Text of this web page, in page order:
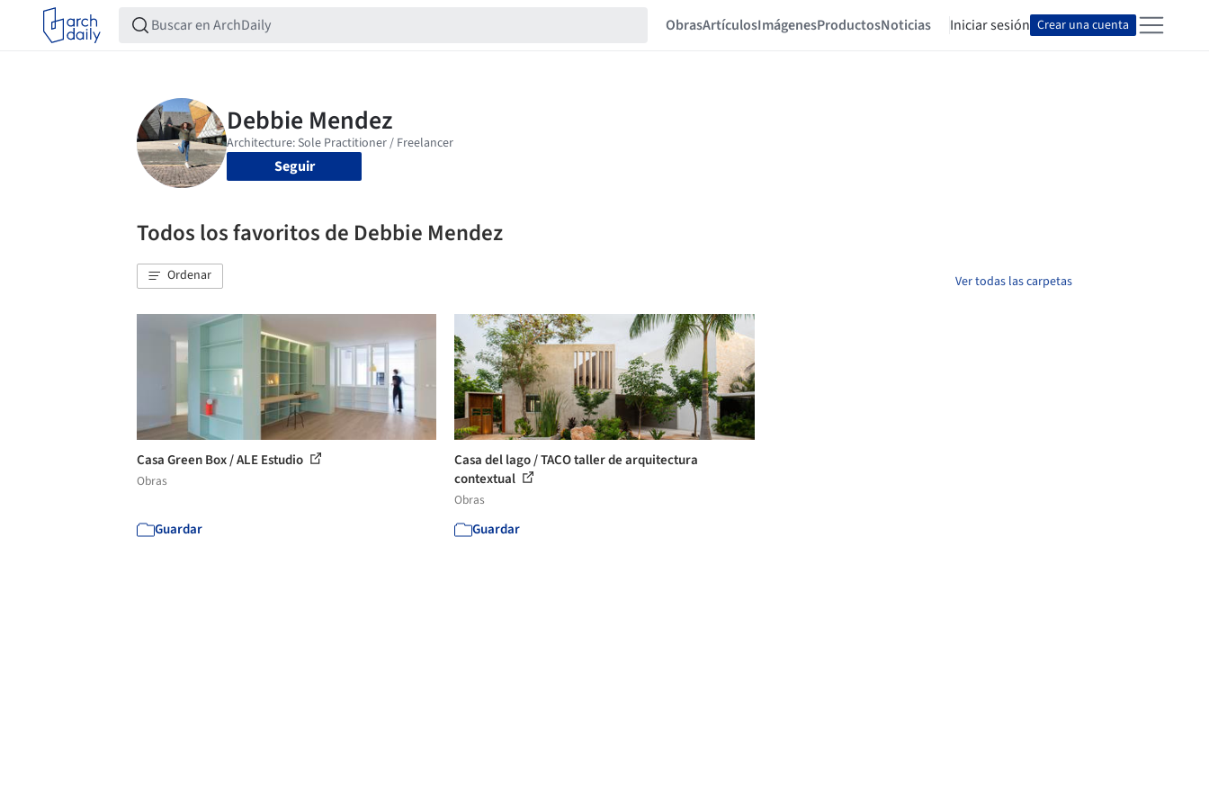
ObrasArtículosImágenesProductosNoticias Iniciar sesión Crear una cuenta
Seguir
Todos los favoritos de Debbie Mendez
Ordenar Ver todas las carpetas
Casa Green Box / ALE Estudio
Obras
Guardar
Casa del lago / TACO taller de arquitectura
contextual
Obras
Guardar